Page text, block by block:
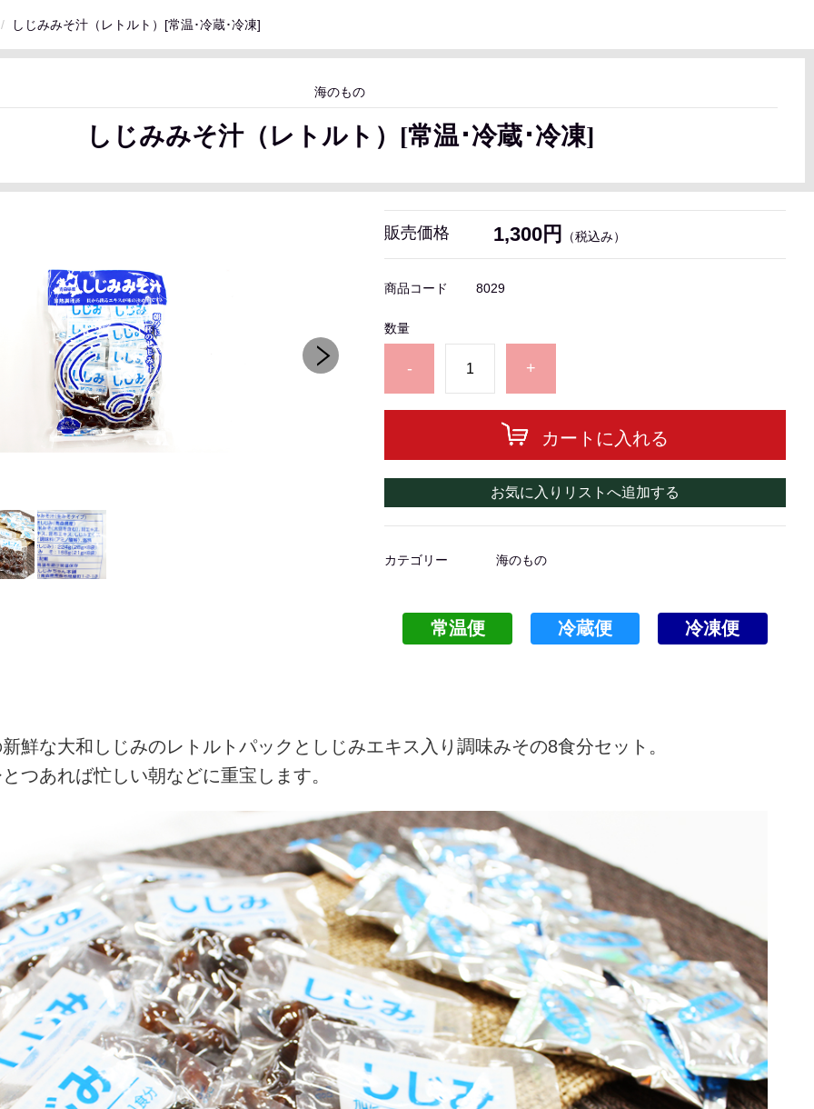
しじみみそ汁（レトルト）[常温･冷蔵･冷凍]
海のもの
しじみみそ汁（レトルト）[常温･冷蔵･冷凍]
販売価格 1,300円 （税込み）
商品コード 8029
数量
- +
カートに入れる
お気に入りリストへ追加する
カテゴリー 海のもの
常温便 冷蔵便 冷凍便
鮮な大和しじみのレトルトパックとしじみエキス入り調味みその8食分セット。
つあれば忙しい朝などに重宝します。